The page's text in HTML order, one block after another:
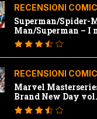
RECENSIONI
Superman/Spider-
Man/Superman – I
Marvel e Dc |
RECENSIONI
Marvel
Brand New Day